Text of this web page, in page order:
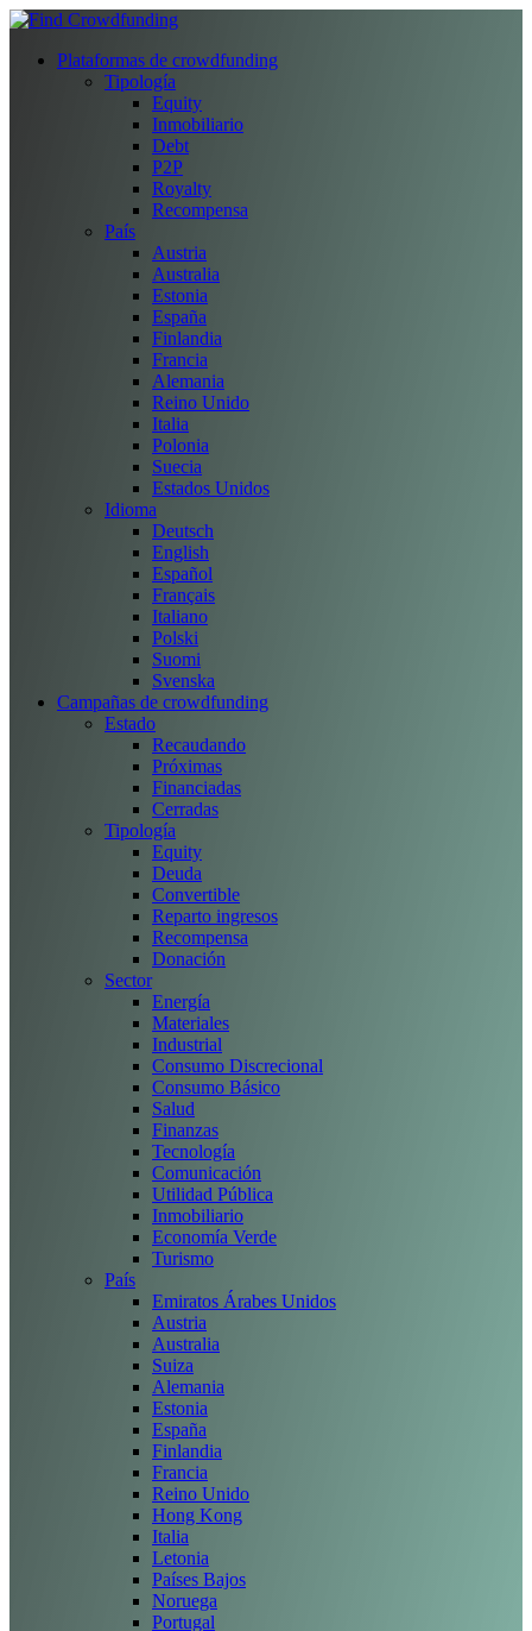
Plataformas de crowdfunding
Tipología
Equity
Inmobiliario
Debt
P2P
Royalty
Recompensa
País
Austria
Australia
Estonia
España
Finlandia
Francia
Alemania
Reino Unido
Italia
Polonia
Suecia
Estados Unidos
Idioma
Deutsch
English
Español
Français
Italiano
Polski
Suomi
Svenska
Campañas de crowdfunding
Estado
Recaudando
Próximas
Financiadas
Cerradas
Tipología
Equity
Deuda
Convertible
Reparto ingresos
Recompensa
Donación
Sector
Energía
Materiales
Industrial
Consumo Discrecional
Consumo Básico
Salud
Finanzas
Tecnología
Comunicación
Utilidad Pública
Inmobiliario
Economía Verde
Turismo
País
Emiratos Árabes Unidos
Austria
Australia
Suiza
Alemania
Estonia
España
Finlandia
Francia
Reino Unido
Hong Kong
Italia
Letonia
Países Bajos
Noruega
Portugal